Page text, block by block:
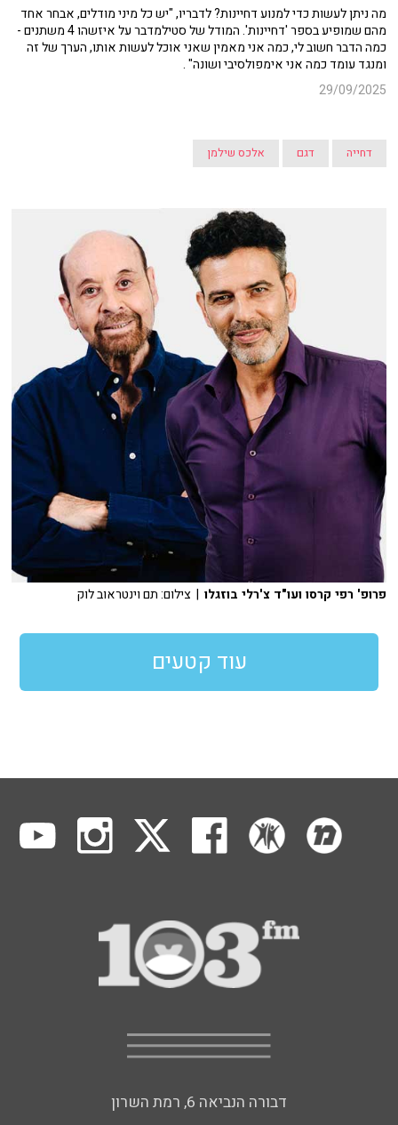
מה ניתן לעשות כדי למנוע דחיינות? לדבריו, "יש כל מיני מודלים, אבחר אחד
מהם שמופיע בספר 'דחיינות'. המודל של סטילמדבר על איזשהו 4 משתנים -
כמה הדבר חשוב לי, כמה אני מאמין שאני אוכל לעשות אותו, הערך של זה
ומנגד עומד כמה אני אימפולסיבי ושונה" .
29/09/2025
דחייה דגם אלכס שילמן
פרופ' רפי קרסו ועו"ד צ'רלי בוזגלו | צילום: תם וינטראוב לוק
עוד קטעים
דבורה הנביאה 6, רמת השרון